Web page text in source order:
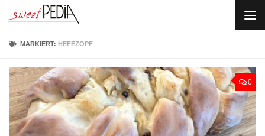
Skip to content
MARKIERT: HEFEZOPF
0